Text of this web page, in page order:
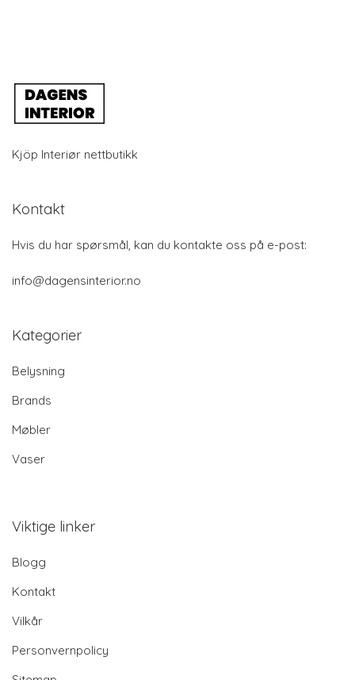
Kjöp Interiør nettbutikk
Kontakt
Hvis du har spørsmål, kan du kontakte oss på e-post:
info@dagensinterior.no
Kategorier
Belysning
Brands
Møbler
Vaser
Viktige linker
Blogg
Kontakt
Vilkår
Personvernpolicy